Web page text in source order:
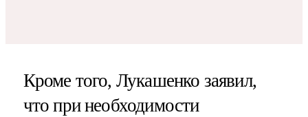
Кроме того, Лукашенко заявил,
что при необходимости